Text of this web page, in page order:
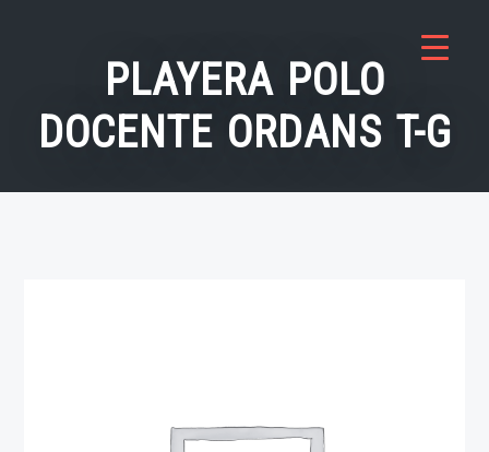
PLAYERA POLO
DOCENTE ORDANS T-G